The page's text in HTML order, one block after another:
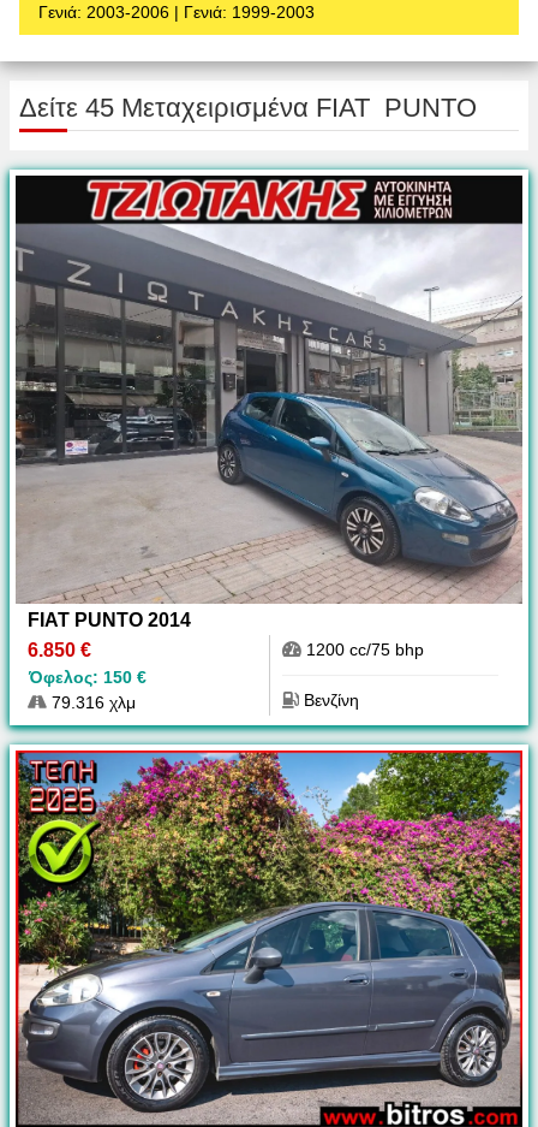
Γενιά: 2003-2006 | Γενιά: 1999-2003
Δείτε 45 Μεταχειρισμένα FIAT PUNTO
FIAT PUNTO 2014
6.850 €
Όφελος: 150 €
79.316 χλμ
1200 cc/75 bhp
Βενζίνη